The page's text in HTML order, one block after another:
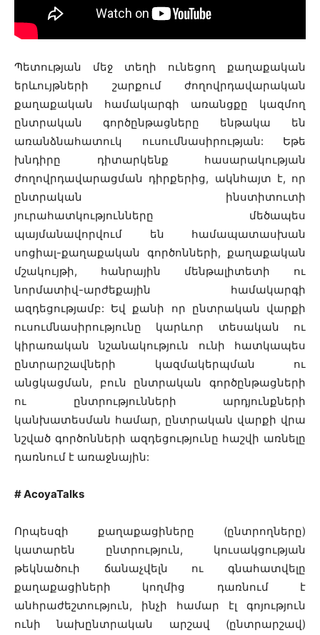
Պետության մեջ տեղի ունեցող քաղաքական
երևույթների շարքում ժողովրդավարական
քաղաքական համակարգի առանցքը կազմող
ընտրական գործընթացները ենթակա են
առանձնահատուկ ուսումնասիրության: Եթե
խնդիրը դիտարկենք հասարակության
ժողովրդավարացման դիրքերից, ակնհայտ է, որ
ընտրական ինստիտուտի
յուրահատկությունները մեծապես
պայմանավորվում են համապատասխան
սոցիալ-քաղաքական գործոնների, քաղաքական
մշակույթի, հանրային մենթալիտետի ու
նորմատիվ-արժեքային համակարգի
ազդեցությամբ: Եվ քանի որ ընտրական վարքի
ուսումնասիրությունը կարևոր տեսական ու
կիրառական նշանակություն ունի հատկապես
ընտրարշավների կազմակերպման ու
անցկացման, բուն ընտրական գործընթացների
ու ընտրությունների արդյունքների
կանխատեսման համար, ընտրական վարքի վրա
նշված գործոնների ազդեցությունը հաշվի առնելը
դառնում է առաջնային:
# AcoyaTalks
Որպեսզի քաղաքացիները (ընտրողները)
կատարեն ընտրություն, կուսակցության
թեկնածուի ճանաչվելն ու գնահատվելը
քաղաքացիների կողմից դառնում է
անհրաժեշտություն, ինչի համար էլ գոյություն
ունի նախընտրական արշավ (ընտրարշավ)